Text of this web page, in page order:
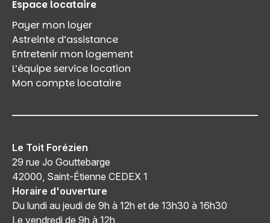
Espace locataire
Payer mon loyer
Astreinte d’assistance
Entretenir mon logement
L’équipe service location
Mon compte locataire
Le Toit Forézien
29 rue Jo Gouttebarge
42000, Saint-Étienne CEDEX 1
Horaire d'ouverture
Du lundi au jeudi de 9h à 12h et de 13h30 à 16h30
Le vendredi de 9h à 12h